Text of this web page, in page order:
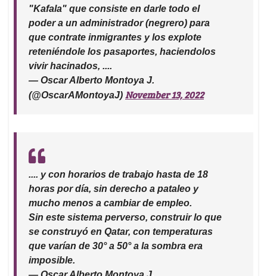
"Kafala" que consiste en darle todo el
poder a un administrador (negrero) para
que contrate inmigrantes y los explote
reteniéndole los pasaportes, haciendolos
vivir hacinados, ....
— Oscar Alberto Montoya J.
(@OscarAMontoyaJ) November 13, 2022
.... y con horarios de trabajo hasta de 18
horas por día, sin derecho a pataleo y
mucho menos a cambiar de empleo.
Sin este sistema perverso, construir lo que
se construyó en Qatar, con temperaturas
que varían de 30° a 50° a la sombra era
imposible.